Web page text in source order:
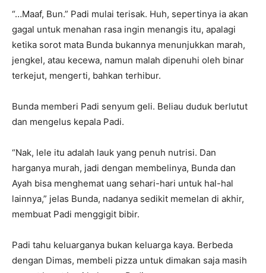
“…Maaf, Bun.” Padi mulai terisak. Huh, sepertinya ia akan
gagal untuk menahan rasa ingin menangis itu, apalagi
ketika sorot mata Bunda bukannya menunjukkan marah,
jengkel, atau kecewa, namun malah dipenuhi oleh binar
terkejut, mengerti, bahkan terhibur.
Bunda memberi Padi senyum geli. Beliau duduk berlutut
dan mengelus kepala Padi.
“Nak, lele itu adalah lauk yang penuh nutrisi. Dan
harganya murah, jadi dengan membelinya, Bunda dan
Ayah bisa menghemat uang sehari-hari untuk hal-hal
lainnya,” jelas Bunda, nadanya sedikit memelan di akhir,
membuat Padi menggigit bibir.
Padi tahu keluarganya bukan keluarga kaya. Berbeda
dengan Dimas, membeli pizza untuk dimakan saja masih